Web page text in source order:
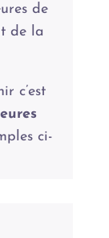
de
de la
c’est
ci-